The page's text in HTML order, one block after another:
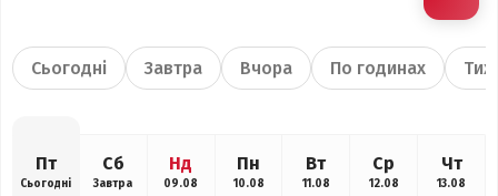
Сьогодні Завтра Вчора По годинах
Пт
Сьогодні
Сб
Завтра
Нд
09.08
Пн
10.08
Вт
11.08
Ср
12.08
Чт
13.08